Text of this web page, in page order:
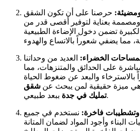
حرصنا على أن تكون الشقق
بعناية لتوفير أقصى قدر من
الكبيرة تضمن دخول الإضاءة الطبيعية
الخضراء: العديد من وحداتنا
على الحدائق والمتنزهات، مما
بالاسترخاء والبعد عن ضغوط الحياة
هي ميزة حقيقية لمن يبحث عن شقق
تمليك في جدةببعد طبيعي.
وتشطيبات فاخرة: نستخدم في جميع
البناء وأجود المواد لضمان المتانة